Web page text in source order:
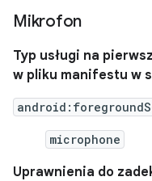
Mikrofon
Typ usługi na
w pliku manifestu w
microphone
Uprawnienia do